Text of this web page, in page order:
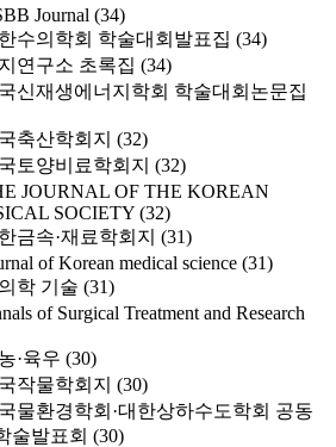
Journal (34)
수의학회 학술대회발표집 (34)
연구소 초록집 (34)
신재생에너지학회 학술대회논문집
축산학회지 (32)
토양비료학회지 (32)
JOURNAL OF THE KOREAN
SOCIETY (32)
금속·재료학회지 (31)
of Korean medical science (31)
학 기술 (31)
of Surgical Treatment and Research
·육우 (30)
작물학회지 (30)
물환경학회·대한상하수도학회 공동
술발표회 (30)